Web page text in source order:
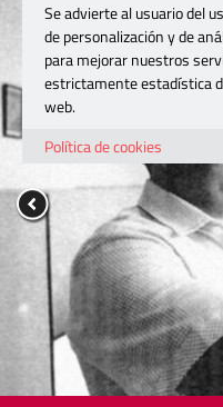
Se advierte al usuario del
de personalización y de
para mejorar nuestros
estrictamente estadística
web.
Política de cookies